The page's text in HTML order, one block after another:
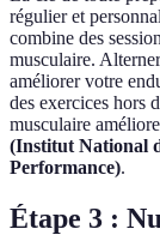
régulier et
combine des
musculaire.
améliorer votre
des exercices hors
musculaire
(Institut National
Performance).
Étape 3 :